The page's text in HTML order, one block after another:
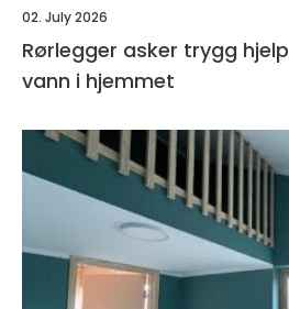
02. July 2026
Rørlegger asker trygg hjelp til bad, varme og
vann i hjemmet